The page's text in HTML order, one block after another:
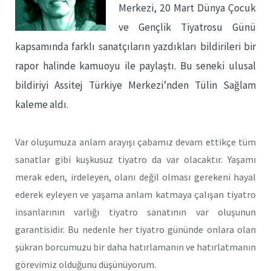
Merkezi, 20 Mart Dünya Çocuk
ve Gençlik Tiyatrosu Günü
kapsamında farklı sanatçıların yazdıkları bildirileri bir
rapor halinde kamuoyu ile paylaştı. Bu seneki ulusal
bildiriyi Assitej Türkiye Merkezi’nden Tülin Sağlam
kaleme aldı.
Var oluşumuza anlam arayışı çabamız devam ettikçe tüm
sanatlar gibi kuşkusuz tiyatro da var olacaktır. Yaşamı
merak eden, irdeleyen, olanı değil olması gerekeni hayal
ederek eyleyen ve yaşama anlam katmaya çalışan tiyatro
insanlarının varlığı tiyatro sanatının var oluşunun
garantisidir. Bu nedenle her tiyatro gününde onlara olan
şükran borcumuzu bir daha hatırlamanın ve hatırlatmanın
görevimiz olduğunu düşünüyorum.